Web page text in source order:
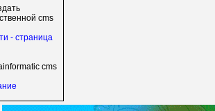
cms
- страница
cms